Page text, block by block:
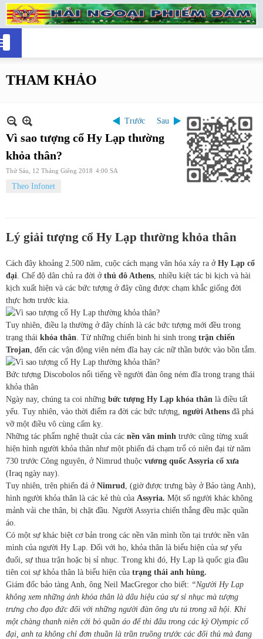
THAM KHẢO
Trước Sau
Vì sao tượng cổ Hy Lạp thường
khỏa thân?
Thứ Sáu, 12 Tháng Giêng 2018 4:00 SA
Theo Infonet
Lý giải tượng cổ Hy Lạp thường khỏa thân
Cách đây khoảng 2.500 năm, cuộc cách mạng văn hóa xảy ra ở Hy Lạp cổ
đại . Chế độ dân chủ ra đời ởthủ đô Athens , nhiều kiệt tác bi kịch và hài
kịch xuất hiện và các bức tượng ở đây cũng được chạm khắc giống đời
thực hơn trước kia.
Tuy nhiên, điều lạ thường ở đây chính là các bức tượng mới đều trong
trạng thái khỏa thân . Từ những chiến binh hi sinh trong trận chiến
Trojan , đến các vận động viên ném đĩa hay các nữ thần bước vào bồn tắm.
Bức tượng Discobolos nổi tiếng về người đàn ông ném đĩa trong trạng thái
khỏa thân
Ngày nay, chúng ta coi những bức tượng Hy Lạp khỏa thân là điều tất
yếu. Tuy nhiên, vào thời điểm ra đời các bức tượng, người Athens đã phá
vỡ một điều vô cùng cấm kỵ.
Những tác phẩm nghệ thuật của các nền văn minh trước cũng từng xuất
hiện hình người khỏa thân như một phiến đá chạm trổ có niên đại từ năm
730 trước Công nguyên, ở Nimrud thuộc vương quốc Assyria cổ xưa
(Iraq ngày nay).
Tuy nhiên, trên phiến đá ởNimrud , (giờ được trưng bày ở Bảo tàng Anh),
hình người khỏa thân là các kẻ thù của Assyria. Một số người khác không
mảnh vải che thân, bị chặt đầu. Người Assyria chiến thắng đều mặc quần
áo.
Có một sự khác biệt cơ bản trong các nền văn mình tồn tại trước nền văn
mình của người Hy Lạp. Đối với họ, khỏa thân là biểu hiện của sự yếu
đuối, sự thua trận hoặc bị sỉ nhục. Trong khi đó, Hy Lạp là quốc gia đầu
tiên coi sự khỏa thân là biểu hiện của trạng thái anh hùng.
Giám đốc bảo tàng Anh, ông Neil MacGregor cho biết: “Người Hy Lạp
không xem những ảnh khỏa thân là dấu hiệu của sự sỉ nhục mà tượng
trưng cho đạo đức đối với những người đàn ông ưu tú trong xã hội. Khi
một chàng thanh niên cởi bỏ quần áo để thi đấu trong các kỳ Olympic cổ
đại, anh ta không chỉ đơn thuần là trần truồng trước các đối thủ mà đang